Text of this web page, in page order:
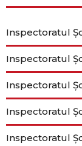
Inspectoratul
Inspectoratul
Inspectoratul
Inspectoratul
Inspectoratul